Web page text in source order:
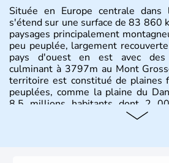
Située en Europe centrale
s'étend sur une surface de 83 860
paysages principalement
peu peuplée, largement
pays d'ouest en est avec des
culminant à 3797m au Mont
territoire est constitué de plaines
peuplées, comme la plaine du
8.5 millions habitants dont 2